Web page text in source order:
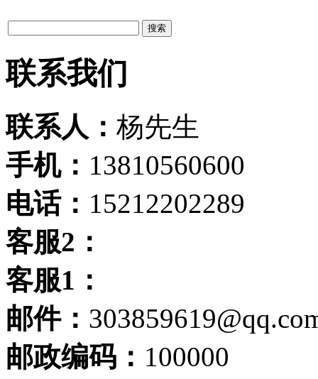
联系我们
联系人： 杨先生
手机： 13810560600
电话： 15212202289
客服2：
客服1：
邮件：
邮政编码： 100000